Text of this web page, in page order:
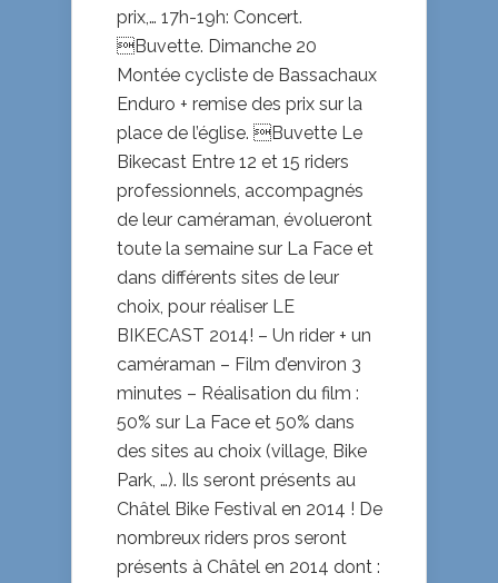
prix,… 17h-19h: Concert.
Buvette. Dimanche 20
Montée cycliste de Bassachaux
Enduro + remise des prix sur la
place de l’église. Buvette Le
Bikecast Entre 12 et 15 riders
professionnels, accompagnés
de leur caméraman, évolueront
toute la semaine sur La Face et
dans différents sites de leur
choix, pour réaliser LE
BIKECAST 2014! – Un rider + un
caméraman – Film d’environ 3
minutes – Réalisation du film :
50% sur La Face et 50% dans
des sites au choix (village, Bike
Park, …). Ils seront présents au
Châtel Bike Festival en 2014 ! De
nombreux riders pros seront
présents à Châtel en 2014 dont :